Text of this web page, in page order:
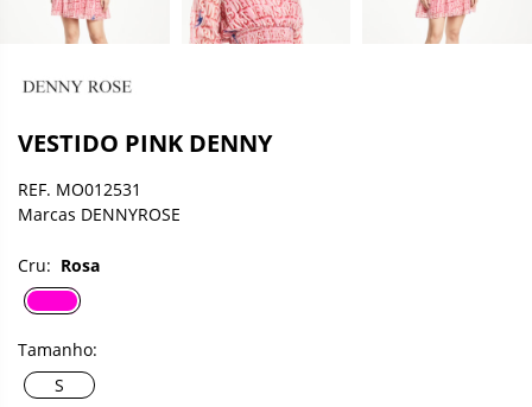
VESTIDO PINK DENNY
REF. MO012531
Marcas DENNYROSE
Cru: Rosa
Tamanho:
S